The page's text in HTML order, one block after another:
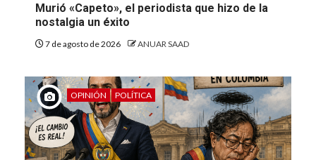
Murió «Capeto», el periodista que hizo de la
nostalgia un éxito
7 de agosto de 2026 ANUAR SAAD
OPINIÓN POLÍTICA